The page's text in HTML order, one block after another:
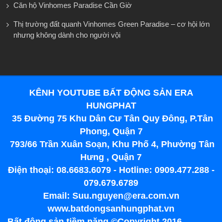
Căn hộ Vinhomes Paradise Cần Giờ
Thị trường đất quanh Vinhomes Green Paradise – cơ hội lớn
nhưng không dành cho người vội
KÊNH YOUTUBE BẤT ĐỘNG SẢN ERA
HUNGPHAT
35 Đường 75 Khu Dân Cư Tân Quy Đông, P.Tân
Phong, Quận 7
793/66 Trần Xuân Soạn, Khu Phố 4, Phường Tân
Hưng , Quận 7
Điện thoại: 08.6683.6079 - Hotline: 0909.477.288 -
079.679.6789
Email: Suu.nguyen@era.com.vn
www.batdongsanhungphat.vn